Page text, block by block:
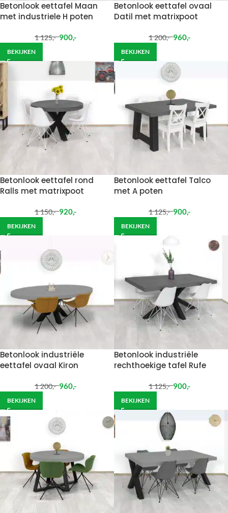
Betonlook eettafel Maan
met industriele H poten
1 125,- 900,-
BEKIJKEN
Betonlook eettafel ovaal
Datil met matrixpoot
1 200,- 960,-
BEKIJKEN
Betonlook eettafel rond
Ralls met matrixpoot
1 150,- 920,-
BEKIJKEN
Betonlook eettafel Talco
met A poten
1 125,- 900,-
BEKIJKEN
Betonlook industriële
eettafel ovaal Kiron
1 200,- 960,-
BEKIJKEN
Betonlook industriële
rechthoekige tafel Rufe
1 125,- 900,-
BEKIJKEN